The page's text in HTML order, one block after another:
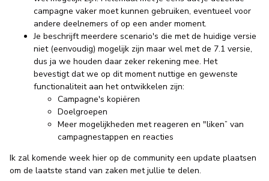
campagne vaker moet kunnen gebruiken, eventueel voor
andere deelnemers of op een ander moment.
Je beschrijft meerdere scenario's die met de huidige versie
niet (eenvoudig) mogelijk zijn maar wel met de 7.1 versie,
dus ja we houden daar zeker rekening mee. Het
bevestigt dat we op dit moment nuttige en gewenste
functionaliteit aan het ontwikkelen zijn:
Campagne's kopiëren
Doelgroepen
Meer mogelijkheden met reageren en "liken” van
campagnestappen en reacties
Ik zal komende week hier op de community een update plaatsen
om de laatste stand van zaken met jullie te delen.